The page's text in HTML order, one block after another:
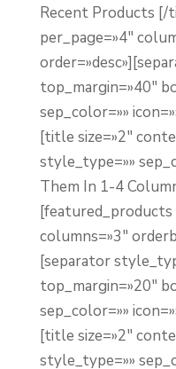
Recent Products
per_page=»4″
top_margin=»40″
sep_color=»»
[title size=»2″
style_type=»»
Them In 1-4
[featured_products
columns=»3″
[separator
top_margin=»20″
sep_color=»»
[title size=»2″
style_type=»»